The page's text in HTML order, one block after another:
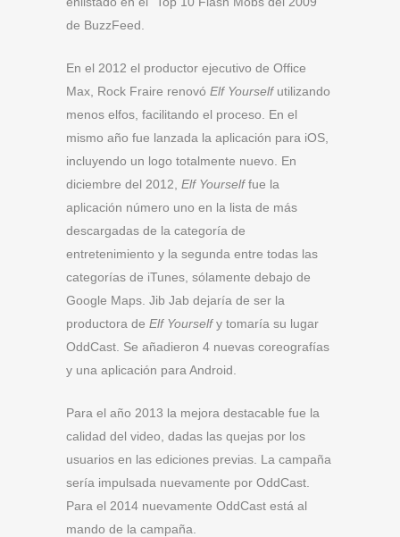
de BuzzFeed.
En el 2012 el productor ejecutivo de Office
Max, Rock Fraire renovó Elf Yourselfutilizando
menos elfos, facilitando el proceso. En el
mismo año fue lanzada la aplicación para iOS,
incluyendo un logo totalmente nuevo. En
diciembre del 2012, Elf Yourselffue la
aplicación número uno en la lista de más
descargadas de la categoría de
entretenimiento y la segunda entre todas las
categorías de iTunes, sólamente debajo de
Google Maps. Jib Jab dejaría de ser la
productora de Elf Yourselfy tomaría su lugar
OddCast. Se añadieron 4 nuevas coreografías
y una aplicación para Android.
Para el año 2013 la mejora destacable fue la
calidad del video, dadas las quejas por los
usuarios en las ediciones previas. La campaña
sería impulsada nuevamente por OddCast.
Para el 2014 nuevamente OddCast está al
mando de la campaña.